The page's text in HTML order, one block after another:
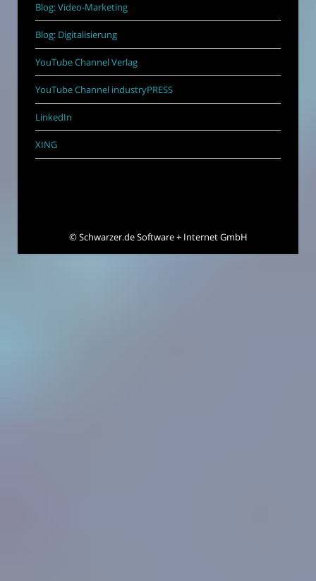
Blog: Video-Marketing
Blog: Digitalisierung
YouTube Channel Verlag
YouTube Channel industryPRESS
LinkedIn
XING
©Schwarzer.de Software + Internet GmbH